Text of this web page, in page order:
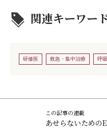
関連キーワー
研修医 救急・集中治療 呼
この記事の連載
あせらないための